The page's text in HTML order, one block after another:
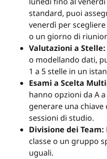
standard, puoi
venerdì per
o un giorno di
Valutazioni a Stelle:
o modellando dati,
1 a 5 stelle in un
Esami a Scelta
hanno opzioni da A
generare una
sessioni di studio.
Divisione dei Team:
classe o un gruppo
uguali.